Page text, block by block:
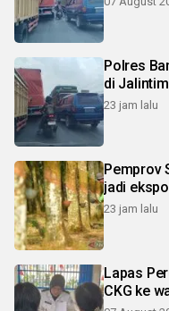
Polres
di
23 jam lalu
Pemprov
jadi
23 jam lalu
Lapas
CKG ke